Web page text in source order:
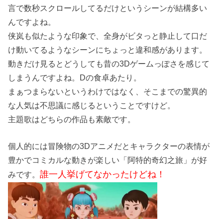
言で数秒スクロールしてるだけというシーンが結構多い
んですよね。
侠岚も似たような印象で、全身がビタっと静止して口だ
け動いてるようなシーンにちょっと違和感があります。
動きだけ見るとどうしても昔の3Dゲームっぽさを感じて
しまうんですよね。Dの食卓あたり。
まぁつまらないというわけではなく、そこまでの驚異的
な人気は不思議に感じるということですけど。
主題歌はどちらの作品も素敵です。
個人的には冒険物の3Dアニメだとキャラクターの表情が
豊かでコミカルな動きが楽しい「阿特的奇幻之旅」が好
みです。誰一人挙げてなかったけどね！